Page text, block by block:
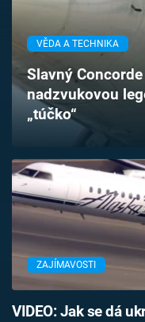
TV Program
Časopis
Sledujte prima+
Sledujte nás
VĚDA A TECHNIKA
Slavný
nadzvukovou
„túčko“
ZAJÍMAVOSTI
VIDEO: Jak se dá